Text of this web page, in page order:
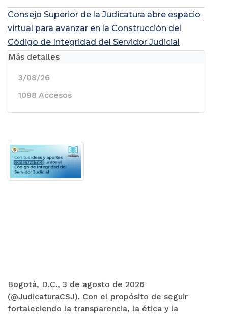
Consejo Superior de la Judicatura abre espacio
virtual para avanzar en la Construcción del
Código de Integridad del Servidor Judicial
Bogotá, D.C., 3 de agosto de 2026
(@JudicaturaCSJ). Con el propósito de seguir
fortaleciendo la transparencia, la ética y la
Más detalles
3/08/26
1098 Accesos